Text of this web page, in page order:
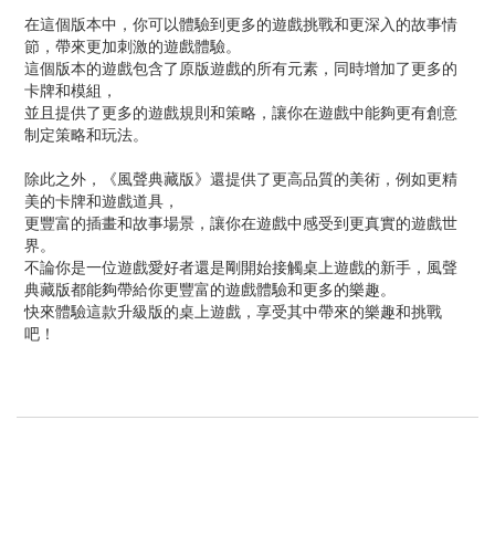
在這個版本中，你可以體驗到更多的遊戲挑戰和更深入的故事情
節，帶來更加刺激的遊戲體驗。
這個版本的遊戲包含了原版遊戲的所有元素，同時增加了更多的
卡牌和模組，
並且提供了更多的遊戲規則和策略，讓你在遊戲中能夠更有創意
制定策略和玩法。
除此之外，《風聲典藏版》還提供了更高品質的美術，例如更精
美的卡牌和遊戲道具，
更豐富的插畫和故事場景，讓你在遊戲中感受到更真實的遊戲世
界。
不論你是一位遊戲愛好者還是剛開始接觸桌上遊戲的新手，風聲
典藏版都能夠帶給你更豐富的遊戲體驗和更多的樂趣。
快來體驗這款升級版的桌上遊戲，享受其中帶來的樂趣和挑戰
吧！